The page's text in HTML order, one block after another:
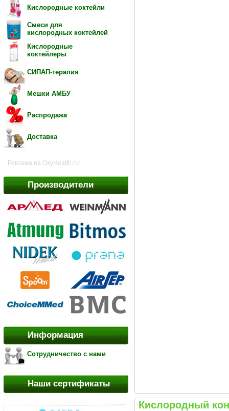
Кислородные коктейли
Смеси для
кислородных коктейлей
Кислородные
коктейлеры
СИПАП-терапия
Мешки АМБУ
Распродажа
Доставка
Реклама на OxyHealth.ru:
Производители
Информация
Сотрудничество с нами
Наши сертификаты
Кислородный